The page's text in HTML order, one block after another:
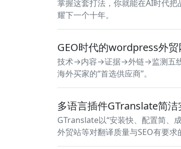
掌握这套打法，你就能在AI时代
耀下一个十年。
GEO时代的wordpress外
技术→内容→证据→外链→监测五线
海外买家的“首选供应商”。
多语言插件GTranslate简
GTranslate以“安装快、配置简、
外贸站等对翻译质量与SEO有要求